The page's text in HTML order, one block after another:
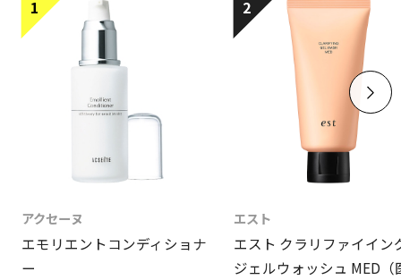
1
アクセーヌ
エモリエントコンディショナ
ー
2
エスト
エスト クラリファイイン
ジェルウォッシュ MED（